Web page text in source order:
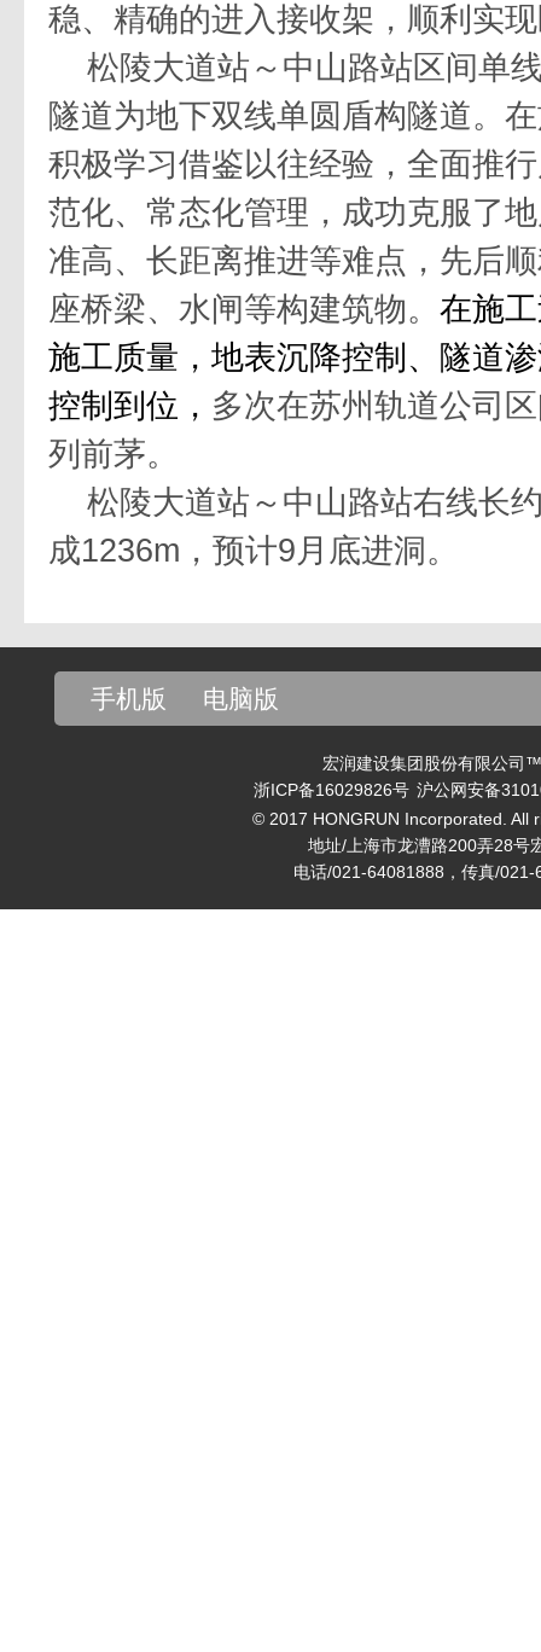
稳、精确的进入接收架，顺利实
松陵大道站～中山路站区间单
隧道为地下双线单圆盾构隧道。
积极学习借鉴以往经验，全面推
范化、常态化管理，成功克服了
准高、长距离推进等难点，先后
座桥梁、水闸等构建筑物。 在施
施工质量，地表沉降控制、隧道
控制到位， 多次在苏州轨道公司
列前茅。
松陵大道站～中山路站右线长
成1236m ，预计9月底进洞。
手机版 电脑版
宏润建设集团股份有限公司
浙ICP备16029826号 沪公网安备
© 2017 HONGRUN Incorporated. All
地址/上海市龙漕路200弄28号
电话/021-64081888，传真/021-